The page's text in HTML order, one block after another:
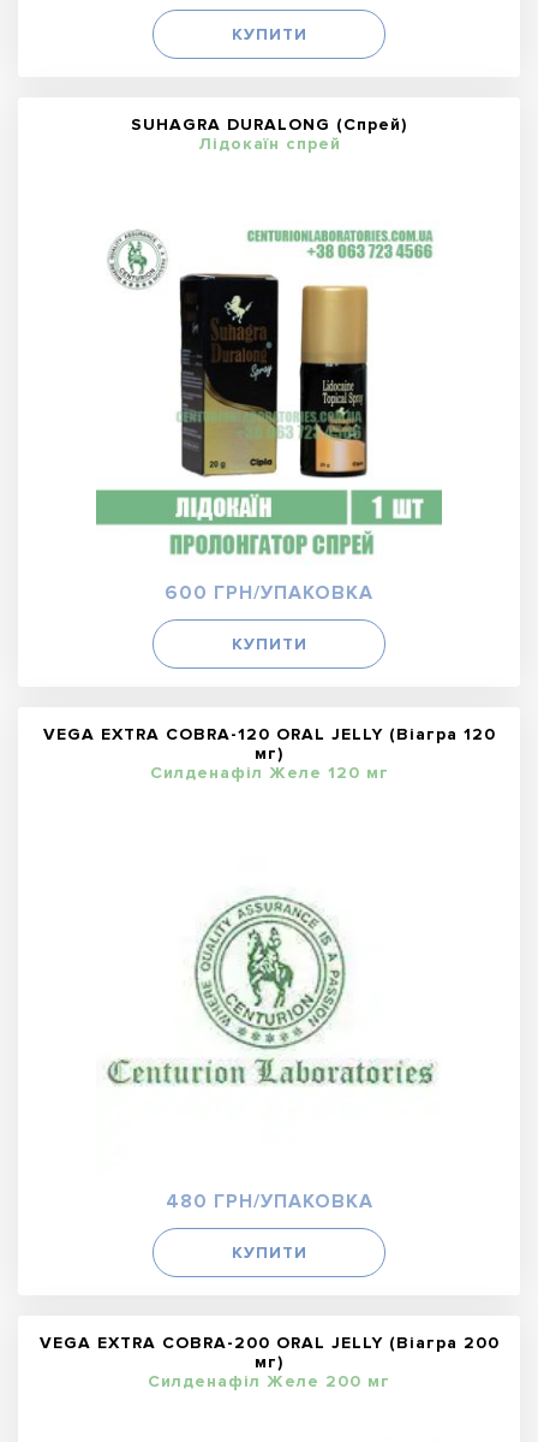
КУПИТИ
SUHAGRA DURALONG (Спрей)
Лідокаїн спрей
600 ГРН/УПАКОВКА
КУПИТИ
VEGA EXTRA COBRA-120 ORAL JELLY (Віагра 120
мг)
Силденафіл Желе 120 мг
480 ГРН/УПАКОВКА
КУПИТИ
VEGA EXTRA COBRA-200 ORAL JELLY (Віагра 200
мг)
Силденафіл Желе 200 мг